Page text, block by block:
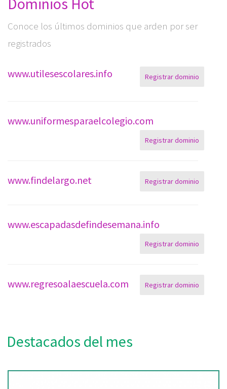
Conoce los últimos dominios que arden por ser
registrados
www.utilesescolares.info Registrar dominio
www.uniformesparaelcolegio.com
Registrar dominio
www.findelargo.net Registrar dominio
www.escapadasdefindesemana.info
Registrar dominio
www.regresoalaescuela.com Registrar dominio
Destacados del mes